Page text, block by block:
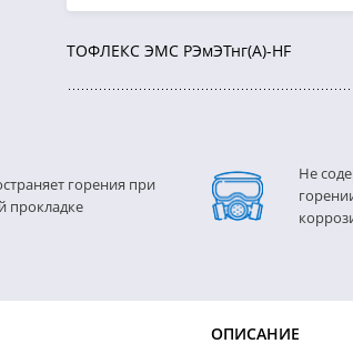
ТОФЛЕКС ЭМС РЭмЭТнг(А)-HF
горения при
прокладке
Не
ОПИСАНИЕ